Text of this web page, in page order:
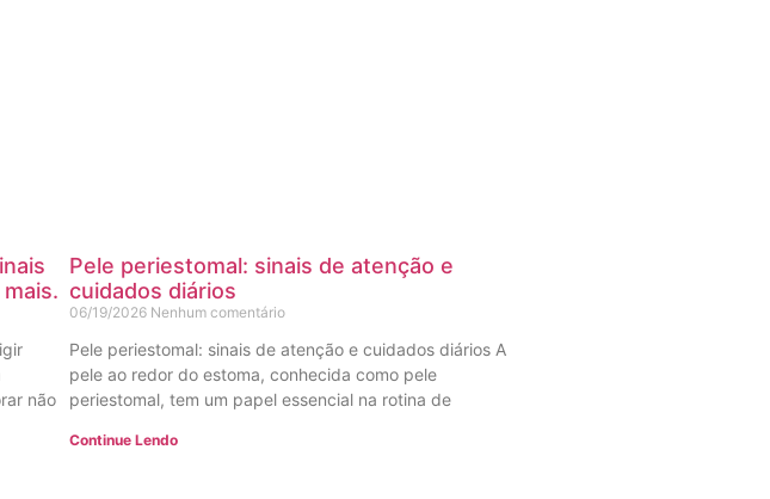
não
Pele periestomal: sinais de atenção e
cuidados diários
06/19/2026 Nenhum comentário
Pele periestomal: sinais de atenção e cuidados diários A
pele ao redor do estoma, conhecida como pele
periestomal, tem um papel essencial na rotina de
Continue Lendo